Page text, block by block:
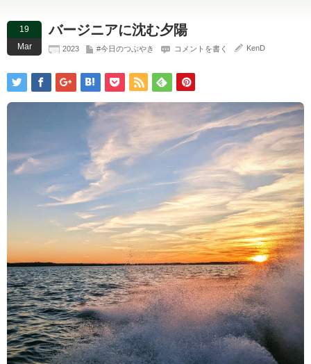
19
Mar
バージニアに沈む夕陽
2023 #今日のつぶやき コメントを書く KenD